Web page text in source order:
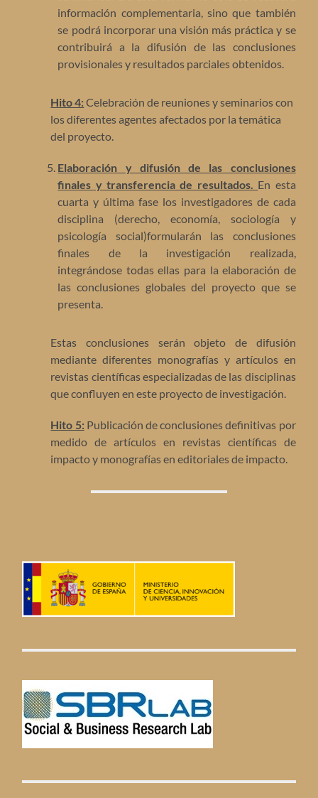
información complementaria, sino que también
se podrá incorporar una visión más práctica y se
contribuirá a la difusión de las conclusiones
provisionales y resultados parciales obtenidos.
Hito 4:Celebración de reuniones y seminarios con
los diferentes agentes afectados por la temática
del proyecto.
Elaboración y difusión de las conclusiones
finales y transferencia de resultados. En esta
cuarta y última fase los investigadores de cada
disciplina (derecho, economía, sociología y
psicología social)formularán las conclusiones
finales de la investigación realizada,
integrándose todas ellas para la elaboración de
las conclusiones globales del proyecto que se
presenta.
Estas conclusiones serán objeto de difusión
mediante diferentes monografías y artículos en
revistas científicas especializadas de las disciplinas
que confluyen en este proyecto de investigación.
Hito 5:Publicación de conclusiones definitivas por
medido de artículos en revistas científicas de
impacto y monografías en editoriales de impacto.